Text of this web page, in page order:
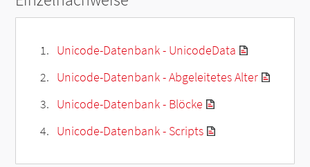
Unicode-Datenbank - UnicodeData
Unicode-Datenbank - Abgeleitetes Alter
Unicode-Datenbank - Blöcke
Unicode-Datenbank - Scripts